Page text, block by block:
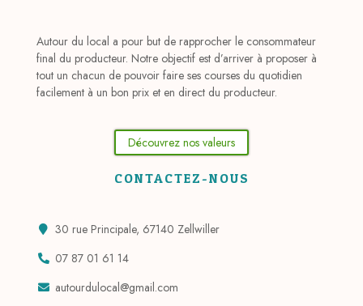
Autour du local a pour but de rapprocher le consommateur
final du producteur. Notre objectif est d’arriver à proposer à
tout un chacun de pouvoir faire ses courses du quotidien
facilement à un bon prix et en direct du producteur.
Découvrez nos valeurs
CONTACTEZ-NOUS
30 rue Principale, 67140 Zellwiller
07 87 01 61 14
autourdulocal@gmail.com